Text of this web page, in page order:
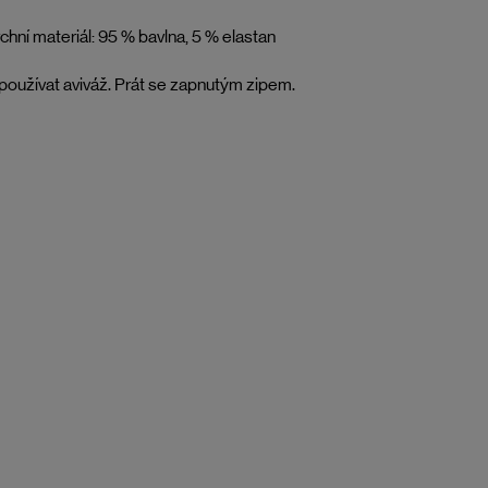
materiál: 95 % bavlna, 5 % elastan
aviváž. Prát se zapnutým zipem.